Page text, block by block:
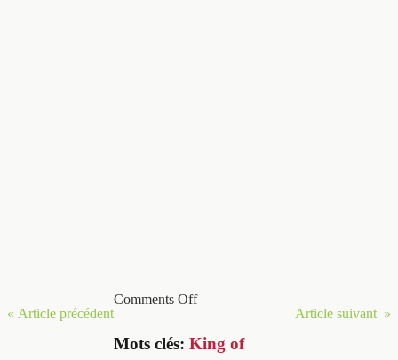
« Article précédent Article suivant »
Comments Off
Mots clés: King of